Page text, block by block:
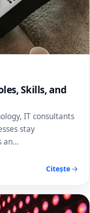
Skills, and
IT consultants
stay
an…
Citește